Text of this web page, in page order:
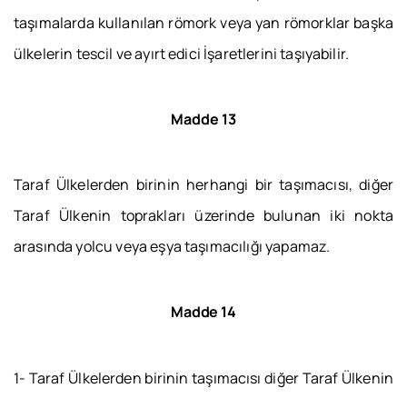
taşımalarda kullanılan römork veya yan römorklar başka
ülkelerin tescil ve ayırt edici İşaretlerini taşıyabilir.
Madde 13
Taraf Ülkelerden birinin herhangi bir taşımacısı, diğer
Taraf Ülkenin toprakları üzerinde bulunan iki nokta
arasında yolcu veya eşya taşımacılığı yapamaz.
Madde 14
1- Taraf Ülkelerden birinin taşımacısı diğer Taraf Ülkenin